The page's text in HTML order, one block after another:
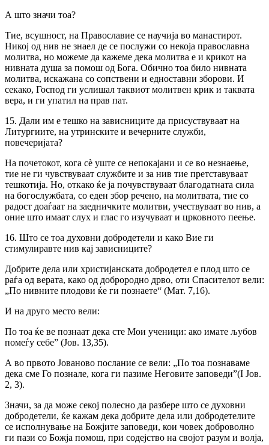
А што значи тоа?
Тие, всушност, на Православие се научија во манастирот.
Никој од нив не знаел де се послужи со некоја православна
молитва, но можеме да кажеме дека молитва е и крикот на
нивната душа за помош од Бога. Обично тоа било нивната
молитва, искажана со сопствени и едноставни зборови. И
секако, Господ ги услишал таквиот молитвен крик и таквата
вера, и ги упатил на прав пат.
15. Дали им е тешко на зависниците да присуствуваат на
Литургиите, на утринските и вечерните служби,
повечеријата?
На почетокот, кога сè уште се непокајани и се во незнаење,
тие не ги чувствуваат службите и за нив тие претставуваат
тешкотија. Но, откако ќе ја почувствуваат благодатната сила
на богослужбата, со еден збор речено, на молитвата, тие со
радост доаѓаат на заедничките молитви, учествуваат во нив, а
оние што имаат слух и глас го изучуваат и црковното пеење.
16. Што се тоа духовни добродетели и како Вие ги
стимулиравте нив кај зависниците?
Добрите дела или христијанската добродетел е плод што се
раѓа од верата, како од доброродно дрво, оти Спасителот вели:
„По нивните плодови ќе ги познаете“ (Мат. 7,16).
И на друго место вели:
По тоа ќе ве познаат дека сте Мои ученици: ако имате љубов
помеѓу себе” (Јов. 13,35).
А во првото Јованово послание се вели: „По тоа познаваме
дека сме Го познале, кога ги пазиме Неговите заповеди”(I Јов.
2, 3).
Значи, за да може секој полесно да разбере што се духовни
добродетели, ќе кажам дека добрите дела или добродетелите
се исполнување на Божјите заповеди, кои човек доброволно
ги пази со Божја помош, при содејство на својот разум и волја,